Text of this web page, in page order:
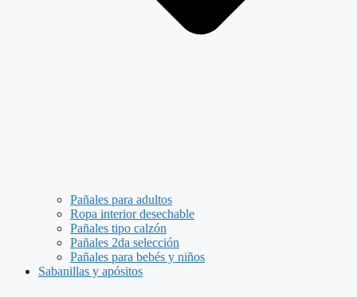
Pañales para adultos
Ropa interior desechable
Pañales tipo calzón
Pañales 2da selección
Pañales para bebés y niños
Sabanillas y apósitos